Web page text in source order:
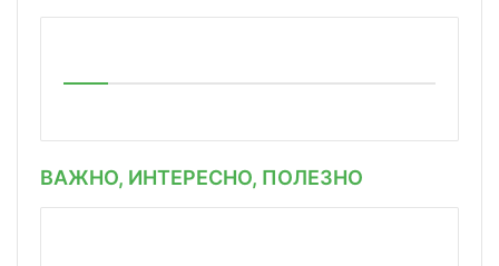
ВАЖНО, ИНТЕРЕСНО, ПОЛЕЗНО